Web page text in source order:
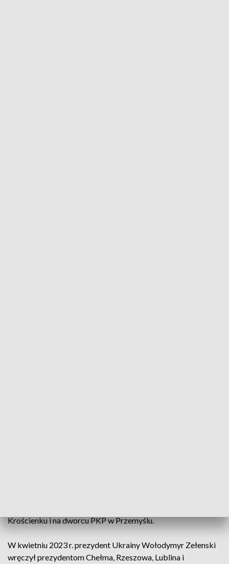
Krościenku i na dworcu PKP w Przemyślu.
W kwietniu 2023 r. prezydent Ukrainy Wołodymyr Zełenski
wręczył prezydentom Chełma, Rzeszowa, Lublina i